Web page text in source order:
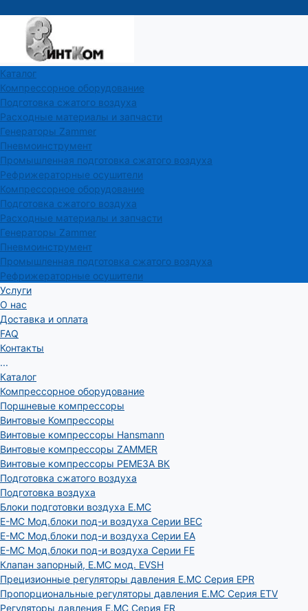
Каталог
Компрессорное оборудование
Подготовка сжатого воздуха
Расходные материалы и запчасти
Генераторы Zammer
Пневмоинструмент
Промышленная подготовка сжатого воздуха
Рефрижераторные осушители
Компрессорное оборудование
Подготовка сжатого воздуха
Расходные материалы и запчасти
Генераторы Zammer
Пневмоинструмент
Промышленная подготовка сжатого воздуха
Рефрижераторные осушители
Услуги
О нас
Доставка и оплата
FAQ
Контакты
...
Каталог
Компрессорное оборудование
Поршневые компрессоры
Винтовые Компрессоры
Винтовые компрессоры Hansmann
Винтовые компрессоры ZAMMER
Винтовые компрессоры РЕМЕЗА ВК
Подготовка сжатого воздуха
Подготовка воздуха
Блоки подготовки воздуха E.MC
E-MC Мод.блоки под-и воздуха Серии BEC
E-MC Мод.блоки под-и воздуха Серии EA
E-MC Мод.блоки под-и воздуха Серии FE
Клапан запорный, E.MC мод. EVSH
Прецизионные регуляторы давления E.MC Серия EPR
Пропорциональные регуляторы давления E.MC Серия ETV
Регуляторы давления E.MC Серия ER